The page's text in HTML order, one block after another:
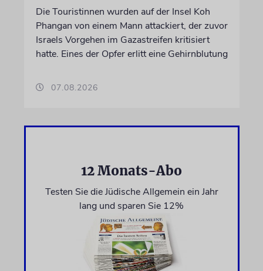
Die Touristinnen wurden auf der Insel Koh
Phangan von einem Mann attackiert, der zuvor
Israels Vorgehen im Gazastreifen kritisiert
hatte. Eines der Opfer erlitt eine Gehirnblutung
07.08.2026
12 Monats-Abo
Testen Sie die Jüdische Allgemein ein Jahr
lang und sparen Sie 12%